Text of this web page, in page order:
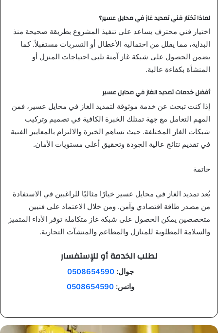
لماذا تختار فني تمديد غاز في محايل عسير؟
اختيار فني محترف يساعد على تنفيذ المشروع بطريقة صحيحة منذ
البداية، مما يقلل من احتمالية الأعطال أو التسربات مستقبلاً. كما
يضمن الحصول على شبكة غاز آمنة تلبي احتياجات المنزل أو
المنشأة بكفاءة عالية.
أفضل خدمات تمديد الغاز في محايل عسير
إذا كنت تبحث عن خدمة موثوقة لتمديد الغاز في محايل عسير، فمن
المهم التعامل مع جهة تمتلك الخبرة الكافية في تصميم وتركيب
شبكات الغاز المختلفة. حيث تساهم الخبرة والالتزام بالمعايير الفنية
في تقديم نتائج عالية الجودة وتحقيق أعلى مستويات الأمان.
خاتمة
يُعد تمديد الغاز في محايل عسير خيارًا مثاليًا للراغبين في الاستفادة
من مصدر طاقة اقتصادي وآمن. ومن خلال الاعتماد على فنيين
متخصصين يمكن الحصول على شبكة غاز متكاملة توفر الأداء المتميز
والسلامة المطلوبة للمنازل والمطاعم والمنشآت التجارية.
لطلب الخدمة أو للإستفسار
جوال: 0508654590
واتس: 0508654590